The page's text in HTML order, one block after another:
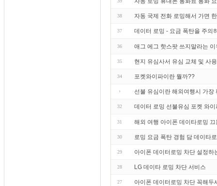
38 자동 국제 전화 로밍해서 가면
37 데이터 로밍 - 요금 폭탄을 주의
36 애그 에그 핫스팟 쓰지말라는 이
35 현지 유심사서 유심 교체 및 사
34 포켓와이파이란 뭘까??
선불 유심이란 해외여행시 가장
32 데이터 로밍 선불유심 포켓 와
31 해외 여행 아이폰 데이타로밍
30 로밍 요금 폭탄 경험 담 데이타
29 아이폰 데이터로밍 차단 설정하
28 LG 데이타 로밍 차단 서비스
27 아이폰 데이터로밍 차단 꼭해두